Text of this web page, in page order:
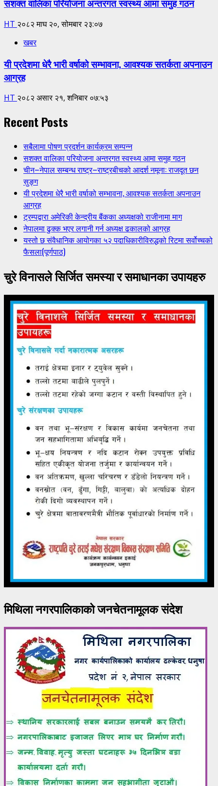
सशक्त वालिका परियोजना अन्तरगत स्वस्थ्य आमा समुह गठन
HT २०८२ माघ २०, सोमबार २३:०७
खबर
यी प्रदेशमा धेरै भारी वर्षाको सम्भावना, आवश्यक सतर्कता अपनाउन
आग्रह
HT २०८२ असार २१, शनिबार ०७:५३
Recent Posts
सबैलामा पोषण प्रदर्शन कार्यक्रम सम्पन्न
सशक्त वालिका परियोजना अन्तरगत स्वस्थ्य आमा समुह गठन
चीन–नेपाल सम्बन्ध राष्ट्र–राष्ट्रबीचको आदर्श नमूना: राजदूत छन
सुङ्ग
यी प्रदेशमा धेरै भारी वर्षाको सम्भावना, आवश्यक सतर्कता अपनाउन
आग्रह
ट्रम्पद्वारा अमेरिकी केन्द्रीय बैंकका अध्यक्षको राजीनामा माग
नेपालमा ढुक्क भएर लगानी गर्न अध्यक्ष ढकालको आग्रह
यस्तो छ संवैधानिक आयोगका ५२ पदाधिकारीविरुद्धको रिटमा सर्वोच्चको
फैसला(पूर्णपाठ)
चुरे विनासले सिर्जित समस्या र समाधानका उपायहरु
मिथिला नगरपालिकाको जनचेतनामूलक संदेश